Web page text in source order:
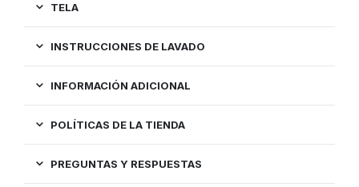
TELA
INSTRUCCIONES DE LAVADO
INFORMACIÓN ADICIONAL
POLÍTICAS DE LA TIENDA
PREGUNTAS Y RESPUESTAS